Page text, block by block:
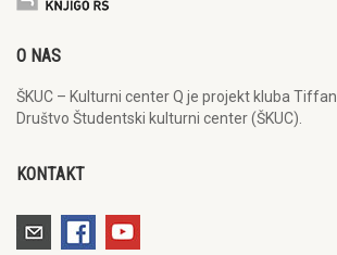
O NAS
ŠKUC – Kulturni center Q je projekt kluba
Društvo Študentski kulturni center (ŠKUC).
KONTAKT